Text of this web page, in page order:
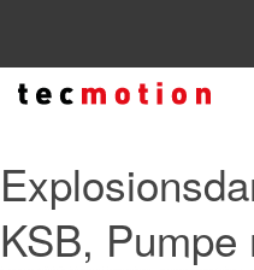
KSB,